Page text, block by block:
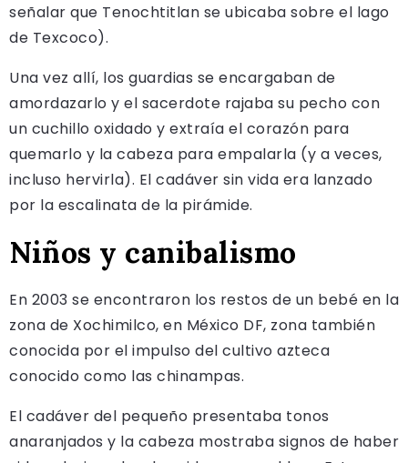
señalar que Tenochtitlan se ubicaba sobre el lago
de Texcoco).
Una vez allí, los guardias se encargaban de
amordazarlo y el sacerdote rajaba su pecho con
un cuchillo oxidado y extraía el corazón para
quemarlo y la cabeza para empalarla (y a veces,
incluso hervirla). El cadáver sin vida era lanzado
por la escalinata de la pirámide.
Niños y canibalismo
En 2003 se encontraron los restos de un bebé en la
zona de Xochimilco, en México DF, zona también
conocida por el impulso del cultivo azteca
conocido como las chinampas.
El cadáver del pequeño presentaba tonos
anaranjados y la cabeza mostraba signos de haber